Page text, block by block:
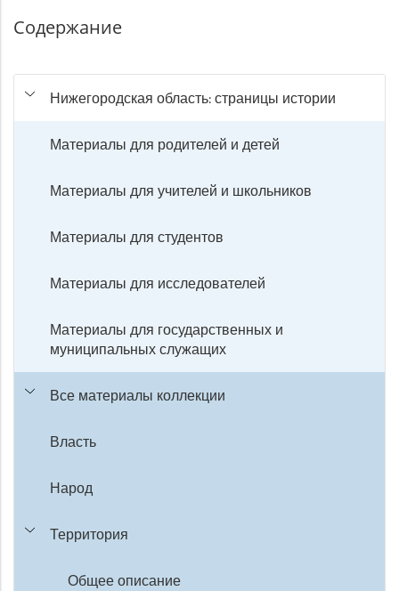
Содержание
Нижегородская область: страницы истории
Материалы для родителей и детей
Материалы для учителей и школьников
Материалы для студентов
Материалы для исследователей
Материалы для государственных и
муниципальных служащих
Все материалы коллекции
Власть
Народ
Территория
Общее описание